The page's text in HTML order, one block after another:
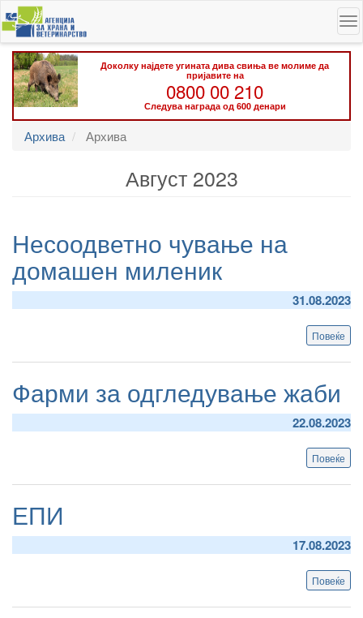
Skip
to
main
content
Доколку најдете угината дива свиња ве молиме да
пријавите на
0800 00 210
Следува награда од 600 денари
Архива Архива
Август 2023
Несоодветно чување на
домашен миленик
31.08.2023
Повеќе
Фарми за одгледување жаби
22.08.2023
Повеќе
за
ЕПИ
17.08.2023
Повеќе